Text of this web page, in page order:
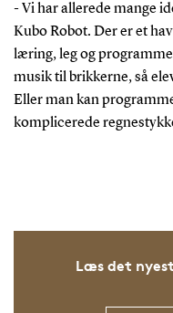
- Vi har allerede mange
Kubo Robot. Der er et
læring, leg og
musik til brikkerne, så
Eller man kan
komplicerede
Læs det